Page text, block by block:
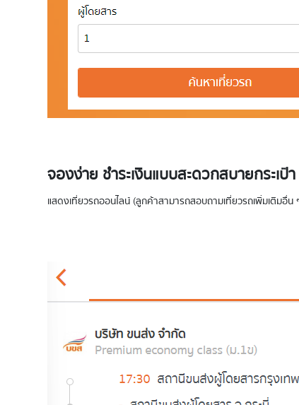
จองง่าย ชำระเงินแบบสะดวกสบายกระเ
แสดงเที่ยวรถออนไลน์ (ลูกค้าสามารถสอบถามเที่ยวรถเพิ่มเติมอื่